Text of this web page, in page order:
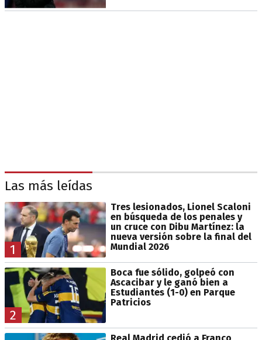
Las más leídas
1
Tres lesionados, Lionel Scaloni
en búsqueda de los penales y
un cruce con Dibu Martínez: la
nueva versión sobre la final del
Mundial 2026
2
Boca fue sólido, golpeó con
Ascacibar y le ganó bien a
Estudiantes (1-0) en Parque
Patricios